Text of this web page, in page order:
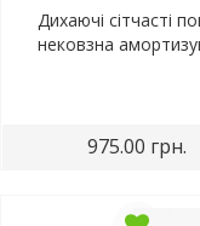
Дихаючі сітчасті
нековзна
975.00 грн.